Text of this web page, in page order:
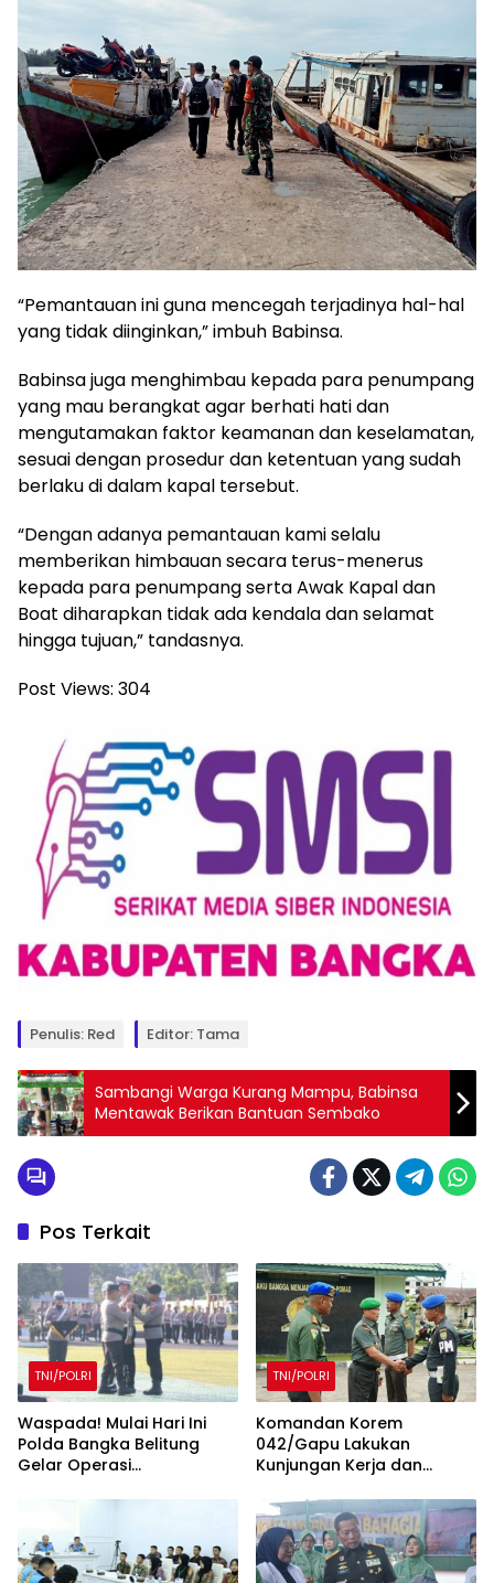
“Pemantauan ini guna mencegah terjadinya hal-hal
yang tidak diinginkan,” imbuh Babinsa.
Babinsa juga menghimbau kepada para penumpang
yang mau berangkat agar berhati hati dan
mengutamakan faktor keamanan dan keselamatan,
sesuai dengan prosedur dan ketentuan yang sudah
berlaku di dalam kapal tersebut.
“Dengan adanya pemantauan kami selalu
memberikan himbauan secara terus-menerus
kepada para penumpang serta Awak Kapal dan
Boat diharapkan tidak ada kendala dan selamat
hingga tujuan,” tandasnya.
Post Views: 304
Penulis: Red Editor: Tama
Sambangi Warga Kurang Mampu, Babinsa
Mentawak Berikan Bantuan Sembako
Pos Terkait
TNI/POLRI
Waspada! Mulai Hari Ini
Polda Bangka Belitung
Gelar Operasi
TNI/POLRI
Komandan Korem
042/Gapu Lakukan
Kunjungan Kerja dan
Jambi